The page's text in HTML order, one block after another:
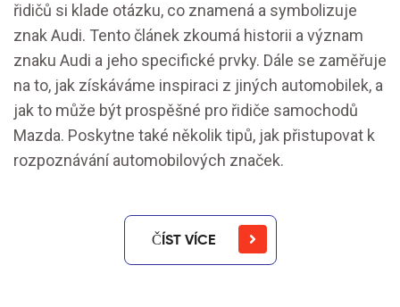
řidičů si klade otázku, co znamená a symbolizuje
znak Audi. Tento článek zkoumá historii a význam
znaku Audi a jeho specifické prvky. Dále se zaměřuje
na to, jak získáváme inspiraci z jiných automobilek, a
jak to může být prospěšné pro řidiče samochodů
Mazda. Poskytne také několik tipů, jak přistupovat k
rozpoznávání automobilových značek.
ČÍST VÍCE